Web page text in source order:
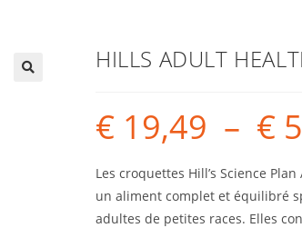
HILLS ADULT
€ 19,49 – €
Les croquettes Hill’s Science
un aliment complet et équilibré
adultes de petites races. Elles